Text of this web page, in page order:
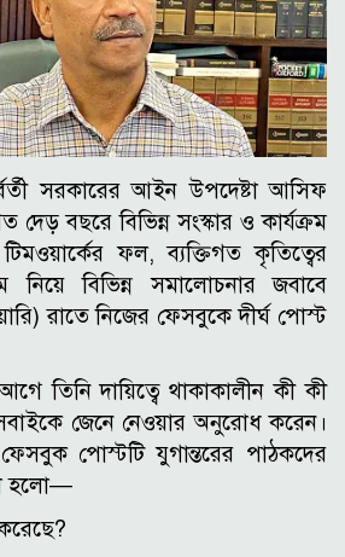
সরকারের আইন উপদেষ্টা আসিফ
বছরে বিভিন্ন সংস্কার ও কার্যক্রম
ফল, ব্যক্তিগত কৃতিত্বের
নিয়ে বিভিন্ন সমালোচনার জবাবে
রাতে নিজের ফেসবুকে দীর্ঘ পোস্ট
তিনি দায়িত্বে থাকাকালীন কী কী
জেনে নেওয়ার অনুরোধ করেন।
পোস্টটি যুগান্তরের পাঠকদের
হলো—